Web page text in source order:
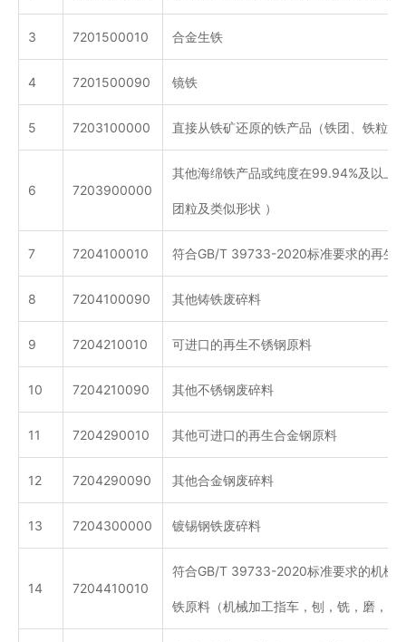
3 7201500010 合金生铁
4 7201500090 镜铁
5 7203100000 直接从铁矿还原的铁产品（铁团、铁粒及
6 7203900000
其他海绵铁产品或纯度在99.94%及以上
团粒及类似形状 ）
7 7204100010 符合GB/T 39733-2020标准要求的再生
8 7204100090 其他铸铁废碎料
9 7204210010 可进口的再生不锈钢原料
10 7204210090 其他不锈钢废碎料
11 7204290010 其他可进口的再生合金钢原料
12 7204290090 其他合金钢废碎料
13 7204300000 镀锡钢铁废碎料
14 7204410010
符合GB/T 39733-2020标准要求的机械
铁原料（机械加工指车，刨，铣，磨，锯